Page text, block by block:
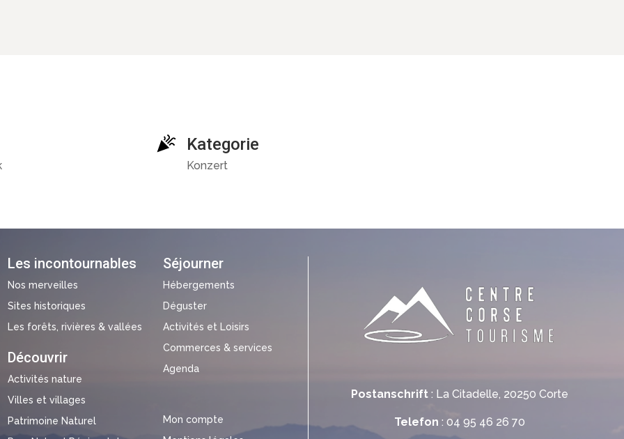
Kategorie
Konzert
Postanschrift: La Citadelle, 20250 Corte
Telefon : 04 95 46 26 70
Les incontournables
Nos merveilles
Sites historiques
Les forêts, rivières & vallées
Découvrir
Activités nature
Villes et villages
Patrimoine Naturel
Séjourner
Hébergements
Déguster
Activités et Loisirs
Commerces & services
Agenda
Mon compte